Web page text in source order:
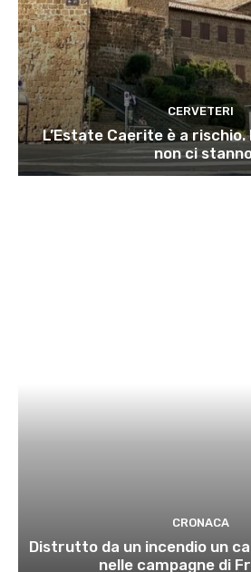
CERVETERI
L’Estate Caerite è a
non ci
CRONACA
Distrutto da un incendio un
nelle campagne di